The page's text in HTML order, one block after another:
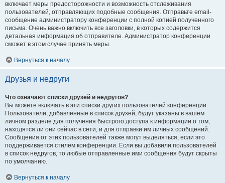
включает меры предосторожности и возможность отслеживания
пользователей, отправляющих подобные сообщения. Отправьте email-
сообщение администратору конференции с полной копией полученного
письма. Очень важно включить все заголовки, в которых содержится
детальная информация об отправителе. Администратор конференции
сможет в этом случае принять меры.
Вернуться к началу
Друзья и недруги
Что означают списки друзей и недругов?
Вы можете включать в эти списки других пользователей конференции.
Пользователи, добавленные в список друзей, будут указаны в вашем
личном разделе для получения быстрого доступа к информации о том,
находятся ли они сейчас в сети, и для отправки им личных сообщений.
Сообщения от этих пользователей также могут выделяться, если это
поддерживается стилем конференции. Если вы добавили пользователей
в список недругов, то любые отправленные ими сообщения будут скрыты
по умолчанию.
Вернуться к началу